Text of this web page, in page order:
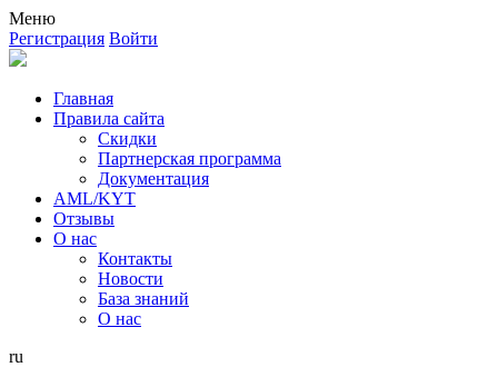
Меню
Регистрация Войти
Главная
Правила сайта
Скидки
Партнерская программа
Документация
AML/KYT
Отзывы
О нас
Контакты
Новости
База знаний
О нас
ru